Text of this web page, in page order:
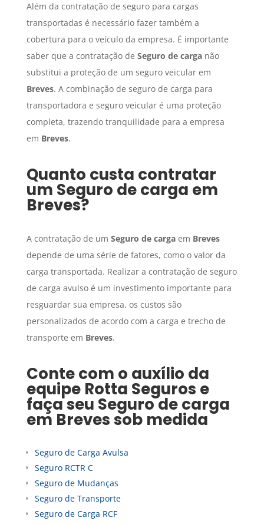
Além da contratação de seguro para cargas
transportadas é necessário fazer também a
cobertura para o veículo da empresa. É importante
saber que a contratação de Seguro de carganão
substitui a proteção de um seguro veicular em
Breves. A combinação de seguro de carga para
transportadora e seguro veicular é uma proteção
completa, trazendo tranquilidade para a empresa
em Breves.
Quanto custa contratar
um Seguro de carga em
Breves?
A contratação de um Seguro de cargaem Breves
depende de uma série de fatores, como o valor da
carga transportada. Realizar a contratação de seguro
de carga avulso é um investimento importante para
resguardar sua empresa, os custos são
personalizados de acordo com a carga e trecho de
transporte em Breves.
Conte com o auxílio da
equipe Rotta Seguros e
faça seu Seguro de carga
em Brevessob medida
Seguro de Carga Avulsa
Seguro RCTR C
Seguro de Mudanças
Seguro de Transporte
Seguro de Carga RCF